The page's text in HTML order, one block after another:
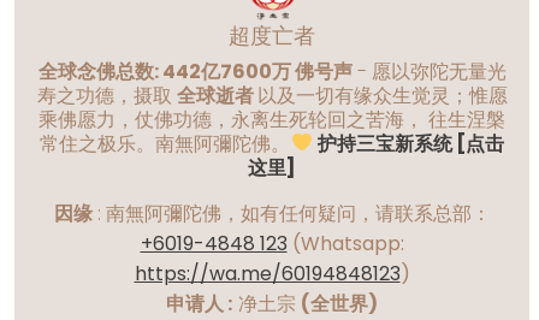
超度亡者
全球念佛总数: 442亿7600万 佛号声- 愿以弥陀无量光
寿之功德，摄取 全球逝者以及一切有缘众生觉灵；惟愿
乘佛愿力，仗佛功德，永离生死轮回之苦海， 往生涅槃
常住之极乐。南無阿彌陀佛。
护持三宝新系统 [点击
这里]
因缘: 南無阿彌陀佛，如有任何疑问，请联系总部：
+6019-4848 123 (Whatsapp:
https://wa.me/60194848123)
申请人 : 净土宗 (全世界)